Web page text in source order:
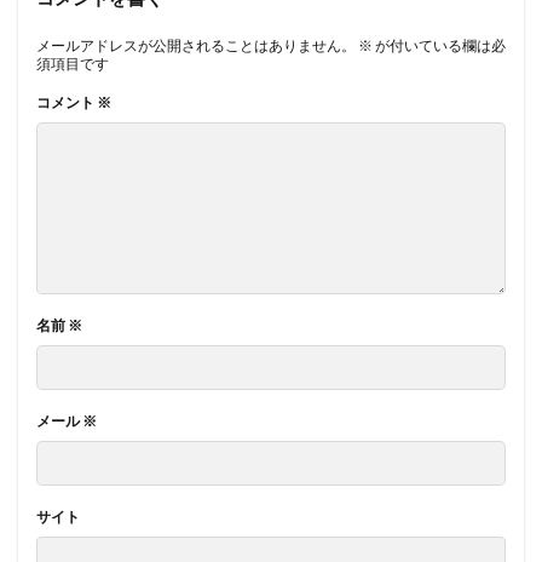
メールアドレスが公開されることはありません。 ※ が付いている欄は必
須項目です
コメント ※
名前 ※
メール※
サイト